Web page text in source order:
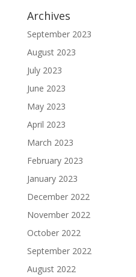
Archives
September 2023
August 2023
July 2023
June 2023
May 2023
April 2023
March 2023
February 2023
January 2023
December 2022
November 2022
October 2022
September 2022
August 2022